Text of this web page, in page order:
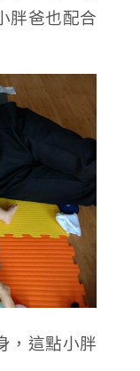
胖爸也配合
，這點小胖